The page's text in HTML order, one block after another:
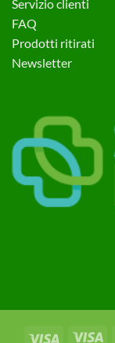
Servizio clienti
FAQ
Prodotti ritirati
Newsletter
Visa